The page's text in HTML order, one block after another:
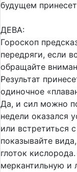
будущем
ДЕВА:
Гороскоп
передряги, если
обращайте
Результат
одиночное
Да, и сил можно
недели оказался
или встретиться
показывайте
глоток
меркантильную и